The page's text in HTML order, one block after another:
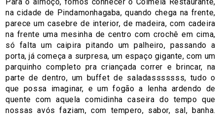
na cidade de Pindamonhagaba, quando chega na frente,
parece um casebre de interior, de madeira, com cadeira
na frente uma mesinha de centro com crochê em cima,
só falta um caipira pitando um palheiro, passando a
porta, já começa a surpresa, um espaço gigante, com um
parquinho completo pra criançada correr e brincar, na
parte de dentro, um buffet de saladasssssss, tudo o
que possa imaginar, e um fogão a lenha ardendo de
quente com aquela comidinha caseira do tempo que
nossas avós faziam, com tempero, sabor, sal, banha.